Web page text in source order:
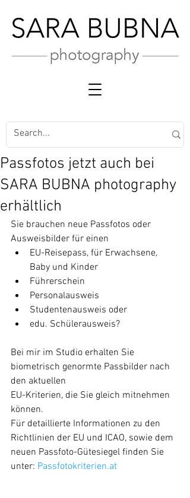
Passfotos jetzt auch bei
SARA BUBNA photography
erhältlich
Sie brauchen neue Passfotos oder
Ausweisbilder für einen
EU-Reisepass, für Erwachsene,
Baby und Kinder
Führerschein
Personalausweis
Studentenausweis oder
edu. Schülerausweis?
Bei mir im Studio erhalten Sie
biometrisch genormte Passbilder nach
den aktuellen
EU-Kriterien, die Sie gleich mitnehmen
können.
Für detaillierte Informationen zu den
Richtlinien der EU und ICAO, sowie dem
neuen Passfoto-Gütesiegel finden Sie
unter: Passfotokriterien.at